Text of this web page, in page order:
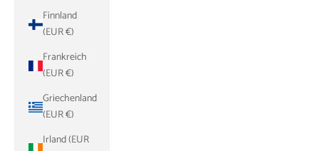
Finnland
(EUR €)
Frankreich
(EUR €)
Griechenland
(EUR €)
Irland (EUR